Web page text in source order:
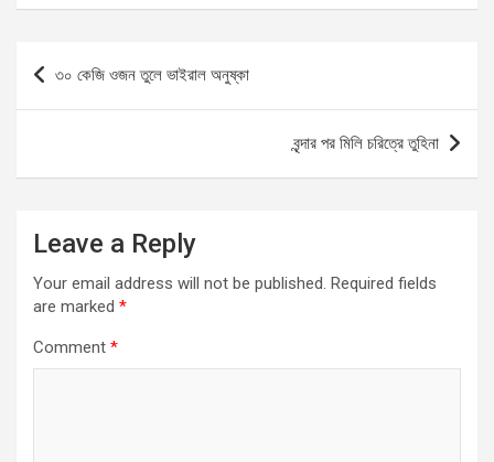
ce
o
st
d
ail ar
Post
navigation
৩০ কেজি ওজন তুলে ভাইরাল অনুষ্কা
বৃন্দার পর মিলি চরিত্রে তুহিনা
Leave a Reply
Your email address will not be published. Required fields
are marked *
Comment *